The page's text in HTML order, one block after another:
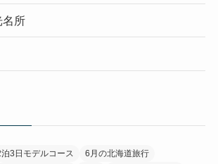
名所
3日モデルコース
6月の北海道旅行